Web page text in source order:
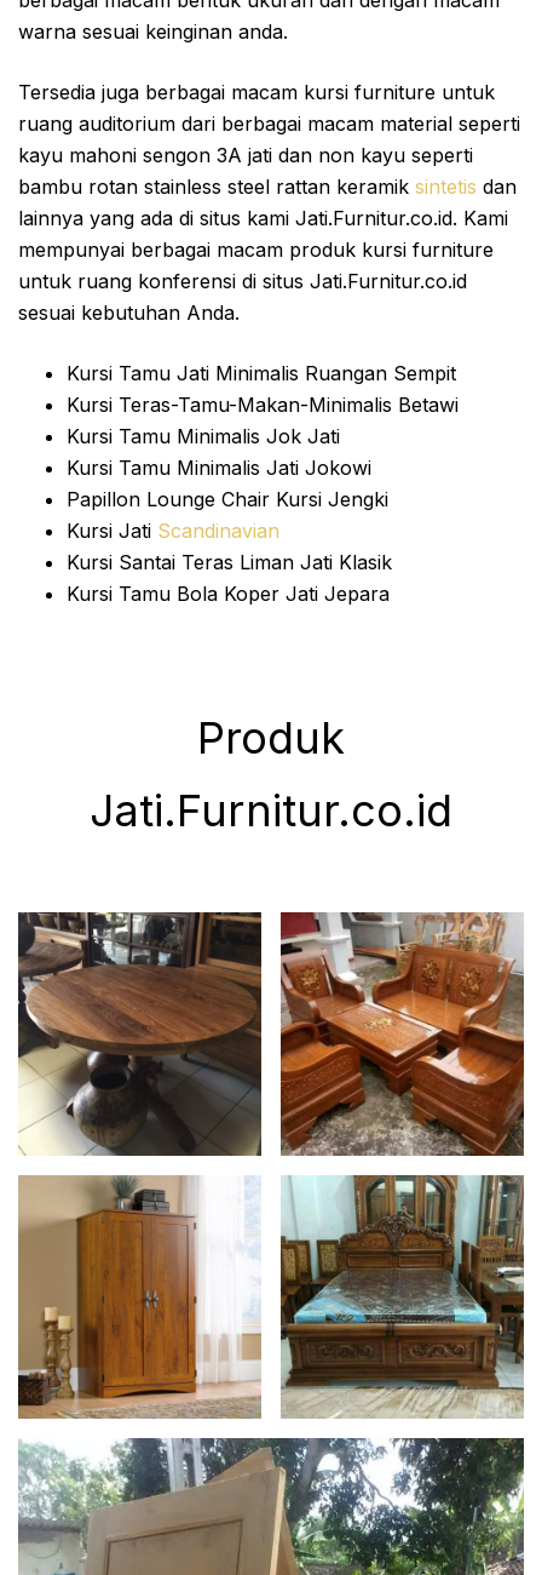
warna sesuai keinginan anda.
Tersedia juga berbagai macam kursi furniture untuk
ruang auditorium dari berbagai macam material seperti
kayu mahoni sengon 3A jati dan non kayu seperti
bambu rotan stainless steel rattan keramik sintetis dan
lainnya yang ada di situs kami Jati.Furnitur.co.id. Kami
mempunyai berbagai macam produk kursi furniture
untuk ruang konferensi di situs Jati.Furnitur.co.id
sesuai kebutuhan Anda.
Kursi Tamu Jati Minimalis Ruangan Sempit
Kursi Teras-Tamu-Makan-Minimalis Betawi
Kursi Tamu Minimalis Jok Jati
Kursi Tamu Minimalis Jati Jokowi
Papillon Lounge Chair Kursi Jengki
Kursi Jati Scandinavian
Kursi Santai Teras Liman Jati Klasik
Kursi Tamu Bola Koper Jati Jepara
Produk
Jati.Furnitur.co.id